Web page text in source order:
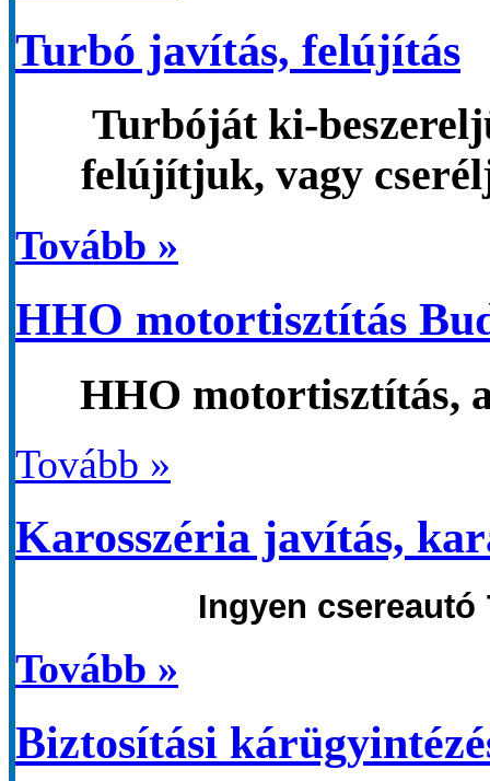
Turbó javítás, felújítás
Turbóját ki-
felújítjuk, vagy
Tovább »
HHO motortisztítás
HHO motortisztítás,
Tovább »
Karosszéria javítás,
Ingyen csereautó
Tovább »
Biztosítási